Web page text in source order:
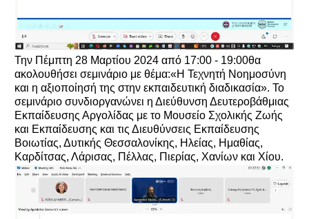
Την Πέμπτη 28 Μαρτίου 2024 από 17:00 - 19:00θα
ακολουθήσει σεμινάριο με θέμα:«Η Τεχνητή Νοημοσύνη
και η αξιοποίησή της στην εκπαιδευτική διαδικασία». Το
σεμινάριο συνδιοργανώνει η Διεύθυνση Δευτεροβάθμιας
Εκπαίδευσης Αργολίδας με το Μουσείο Σχολικής Ζωής
και Εκπαίδευσης και τις Διευθύνσεις Εκπαίδευσης
Βοιωτίας, Δυτικής Θεσσαλονίκης, Ηλείας, Ημαθίας,
Καρδίτσας, Λάρισας, Πέλλας, Πιερίας, Χανίων και Χίου.